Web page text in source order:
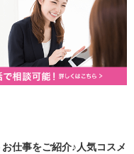
仕事をご紹介♪人気コスメ